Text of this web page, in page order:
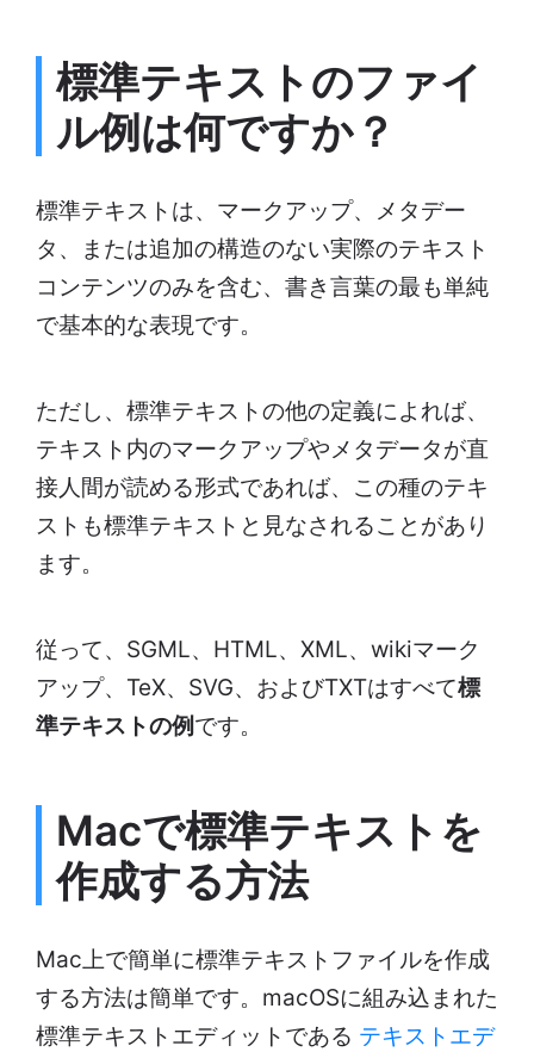
標準テキストのファイ
ル例は何ですか？
標準テキストは、マークアップ、メタデー
タ、または追加の構造のない実際のテキスト
コンテンツのみを含む、書き言葉の最も単純
で基本的な表現です。
ただし、標準テキストの他の定義によれば、
テキスト内のマークアップやメタデータが直
接人間が読める形式であれば、この種のテキ
ストも標準テキストと見なされることがあり
ます。
従って、SGML、HTML、XML、wikiマーク
アップ、TeX、SVG、およびTXTはすべて標
準テキストの例です。
Macで標準テキストを
作成する方法
Mac上で簡単に標準テキストファイルを作成
する方法は簡単です。macOSに組み込まれた
標準テキストエディットである テキストエデ